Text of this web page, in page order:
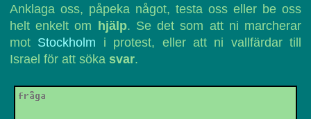
Anklaga oss, påpeka något, testa oss eller be oss
helt enkelt om
hjälp. Se det som att ni marcherar
mot Stockholm i protest, eller att ni vallfärdar till
Israel för att söka svar.